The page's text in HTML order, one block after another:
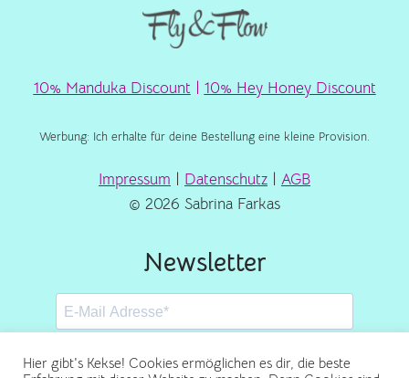
10% Manduka Discount 10% Hey Honey Discount
Werbung: Ich erhalte für deine Bestellung eine kleine Provision.
Impressum Datenschutz
AGB
© 2026 Sabrina Farkas
Newsletter
Hier gibt's Kekse! Cookies ermöglichen es dir, die beste